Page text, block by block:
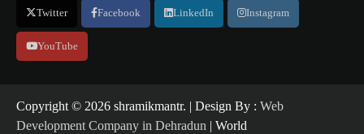
Twitter Facebook LinkedIn Instagram
YouTube
Copyright ©️ 2026 shramikmantr. | Design By : Web
Development Company in Dehradun | World